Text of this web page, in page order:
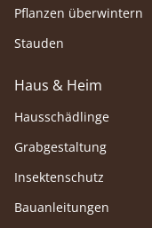
Pflanzen überwintern
Stauden
Haus & Heim
Hausschädlinge
Grabgestaltung
Insektenschutz
Bauanleitungen